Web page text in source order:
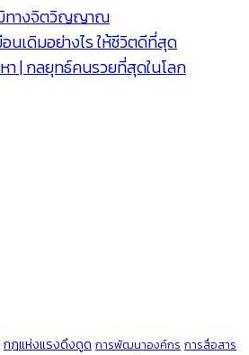
มิทางจิตวิญญาณ
นเดิมอย่างไร ให้ชีวิตดีที่สุด
| กลยุทธ์คนรวยที่สุดในโลก
กฎแห่งแรงดึงดูด การพัฒนาองค์กร การสื่อสาร